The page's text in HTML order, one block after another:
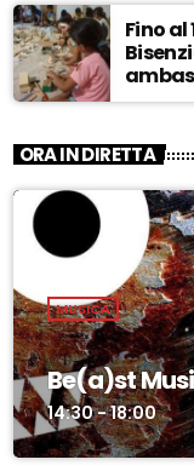
Fino
ORA IN DIRETTA
MUSICA
Be(a)st
14:30 - 18:00